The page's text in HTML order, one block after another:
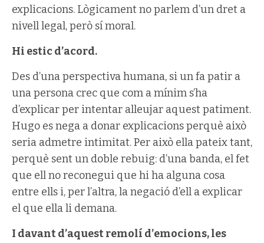
explicacions. Lògicament no parlem d’un dret a
nivell legal, però sí moral.
Hi estic d’acord.
Des d’una perspectiva humana, si un fa patir a
una persona crec que com a mínim s’ha
d’explicar per intentar alleujar aquest patiment.
Hugo es nega a donar explicacions perquè això
seria admetre intimitat. Per això ella pateix tant,
perquè sent un doble rebuig: d’una banda, el fet
que ell no reconegui que hi ha alguna cosa
entre ells i, per l’altra, la negació d’ell a explicar
el que ella li demana.
I davant d’aquest remolí d’emocions, les